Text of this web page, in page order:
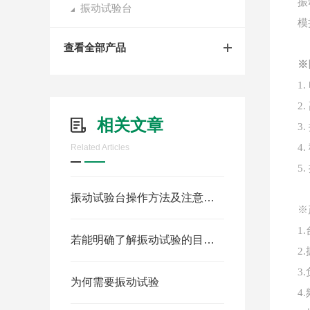
振动试验台
查看全部产品
相关文章
Related Articles
振动试验台操作方法及注意事项
若能明确了解振动试验的目的就必能了解振动试验的必要性
为何需要振动试验
模
※
1.
2.
3.
4.
5.
※
1.
2.
3.
4.